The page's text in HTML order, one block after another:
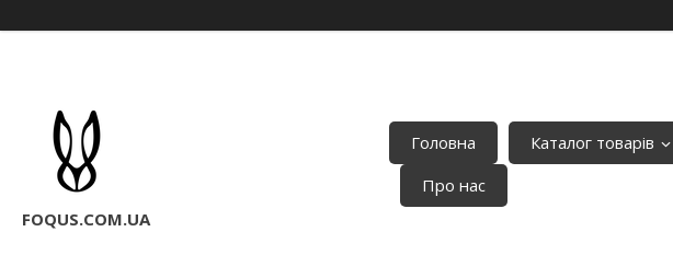
FOQUS.COM.UA
Головна Каталог товарів
Про нас